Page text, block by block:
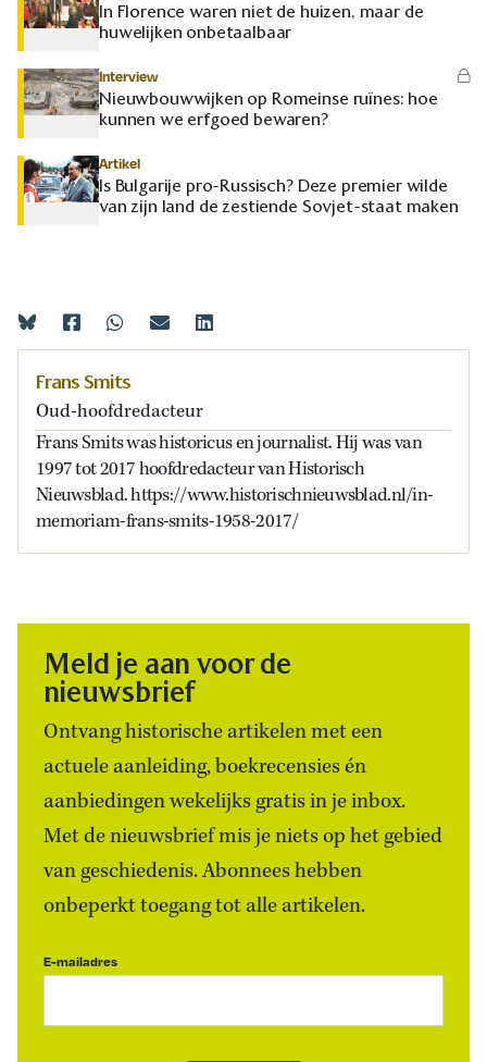
In Florence waren niet de huizen, maar de
huwelijken onbetaalbaar
Interview
Nieuwbouwwijken op Romeinse ruïnes: hoe
kunnen we erfgoed bewaren?
Artikel
Is Bulgarije pro-Russisch? Deze premier wilde
van zijn land de zestiende Sovjet-staat maken
Frans Smits
Oud-hoofdredacteur
Frans Smits was historicus en journalist. Hij was van
1997 tot 2017 hoofdredacteur van Historisch
Nieuwsblad. https://www.historischnieuwsblad.nl/in-
memoriam-frans-smits-1958-2017/
Meld je aan voor de
nieuwsbrief
Ontvang historische artikelen met een
actuele aanleiding, boekrecensies én
aanbiedingen wekelijks gratis in je inbox.
Met de nieuwsbrief mis je niets op het gebied
van geschiedenis. Abonnees hebben
onbeperkt toegang tot alle artikelen.
E-mailadres